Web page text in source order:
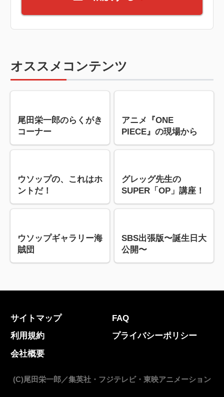
オススメコンテンツ
尾田栄一郎のらくがき
コーナー
アニメ『ONE
PIECE』の現場から
ウソップの、これはホ
ントだ！
グレッグ先生の
SUPER「OP」講座！
ウソップギャラリー海
賊団
SBS出張版〜誕生日大
公開〜
サイトマップ
FAQ
利用規約
プライバシーポリシー
会社概要
(C)尾田栄一郎／集英社・フジテレビ・東映アニメーション